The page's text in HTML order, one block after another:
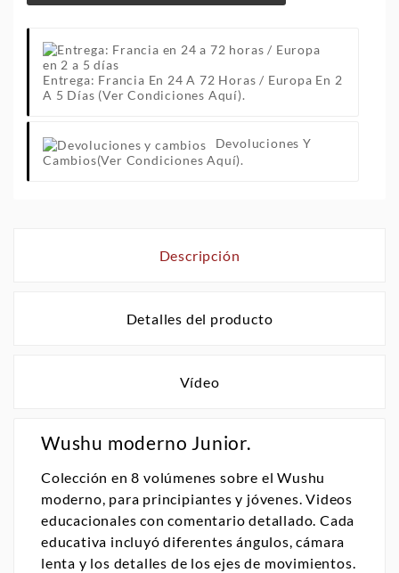
Entrega: Francia En 24 A 72 Horas / Europa En 2
A 5 Días (Ver Condiciones Aquí).
Devoluciones Y
Cambios(Ver Condiciones Aquí).
Descripción
Detalles del producto
Vídeo
Wushu moderno Junior.
Colección en 8 volúmenes sobre el Wushu
moderno, para principiantes y jóvenes. Videos
educacionales con comentario detallado. Cada
educativa incluyó diferentes ángulos, cámara
lenta y los detalles de los ejes de movimientos.